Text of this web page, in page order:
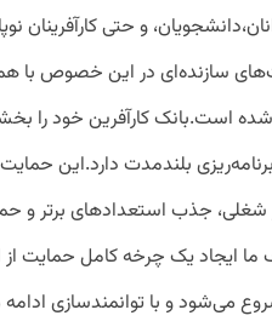
و حتی کارآفرینان
سازنده‌ای در این خصوص با
است.بانک کارآفرین خود را
بلندمدت دارد.این
جذب استعدادهای برتر و
ما ایجاد یک چرخه کامل حمایت از
می‌شود و با توانمندسازی ادامه